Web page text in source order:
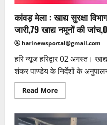
कांवड़ मेला : खाद्य सुरक्षा
जारी,79 खाद्य नमूनों की
harinewsportal@gmail.com
हरि न्यूज हरिद्वार 02 अगस्त।
शंकर पाण्डेय के निर्देशों के
Read MoreRead
more
मेला